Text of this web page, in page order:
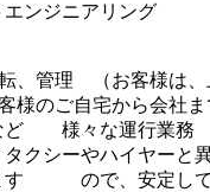
ンジニアリング
、管理 （お客様は、
のご自宅から会社ま
ど 様々な運行業務
シーやハイヤーと異
す ので、安定して